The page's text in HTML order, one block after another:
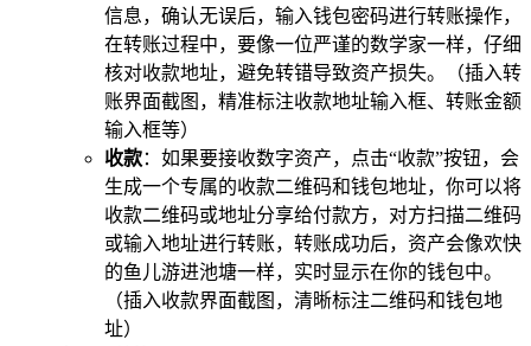
信息，确认无误后，输入钱包密码进行转账操作，
在转账过程中，要像一位严谨的数学家一样，仔细
核对收款地址，避免转错导致资产损失。（插入转
账界面截图，精准标注收款地址输入框、转账金额
输入框等）
收款：如果要接收数字资产，点击“收款”按钮，会
生成一个专属的收款二维码和钱包地址，你可以将
收款二维码或地址分享给付款方，对方扫描二维码
或输入地址进行转账，转账成功后，资产会像欢快
的鱼儿游进池塘一样，实时显示在你的钱包中。
（插入收款界面截图，清晰标注二维码和钱包地
址）